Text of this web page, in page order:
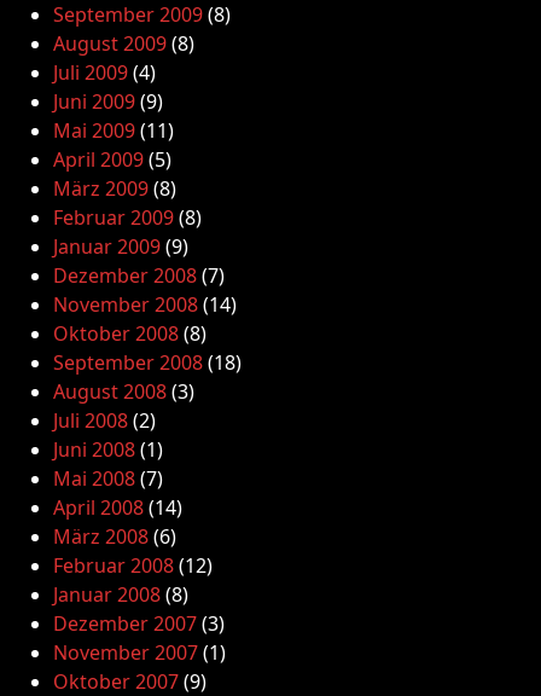
September 2009(8)
August 2009(8)
Juli 2009(4)
Juni 2009(9)
Mai 2009(11)
April 2009(5)
März 2009(8)
Februar 2009(8)
Januar 2009(9)
Dezember 2008(7)
November 2008(14)
Oktober 2008(8)
September 2008(18)
August 2008(3)
Juli 2008(2)
Juni 2008(1)
Mai 2008(7)
April 2008(14)
März 2008(6)
Februar 2008(12)
Januar 2008(8)
Dezember 2007(3)
November 2007(1)
Oktober 2007(9)